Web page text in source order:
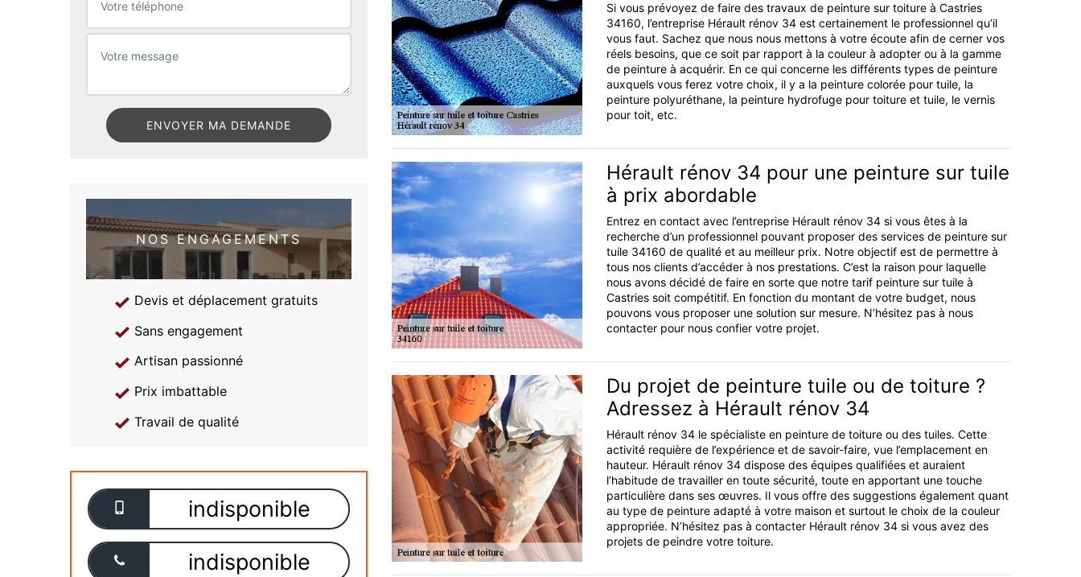
NOS ENGAGEMENTS
Devis et déplacement gratuits
Sans engagement
Artisan passionné
Prix imbattable
Travail de qualité
indisponible
indisponible
Si vous prévoyez de faire des travaux de peinture sur toiture à Castries
34160, l’entreprise Hérault rénov 34 est certainement le professionnel qu’il
vous faut. Sachez que nous nous mettons à votre écoute afin de cerner vos
réels besoins, que ce soit par rapport à la couleur à adopter ou à la gamme
de peinture à acquérir. En ce qui concerne les différents types de peinture
auxquels vous ferez votre choix, il y a la peinture colorée pour tuile, la
peinture polyuréthane, la peinture hydrofuge pour toiture et tuile, le vernis
pour toit, etc.
Hérault rénov 34 pour une peinture sur tuile
à prix abordable
Entrez en contact avec l’entreprise Hérault rénov 34 si vous êtes à la
recherche d’un professionnel pouvant proposer des services de peinture sur
tuile 34160 de qualité et au meilleur prix. Notre objectif est de permettre à
tous nos clients d’accéder à nos prestations. C’est la raison pour laquelle
nous avons décidé de faire en sorte que notre tarif peinture sur tuile à
Castries soit compétitif. En fonction du montant de votre budget, nous
pouvons vous proposer une solution sur mesure. N’hésitez pas à nous
contacter pour nous confier votre projet.
Du projet de peinture tuile ou de toiture ?
Adressez à Hérault rénov 34
Hérault rénov 34 le spécialiste en peinture de toiture ou des tuiles. Cette
activité requière de l’expérience et de savoir-faire, vue l’emplacement en
hauteur. Hérault rénov 34 dispose des équipes qualifiées et auraient
l’habitude de travailler en toute sécurité, toute en apportant une touche
particulière dans ses œuvres. Il vous offre des suggestions également quant
au type de peinture adapté à votre maison et surtout le choix de la couleur
appropriée. N’hésitez pas à contacter Hérault rénov 34 si vous avez des
projets de peindre votre toiture.